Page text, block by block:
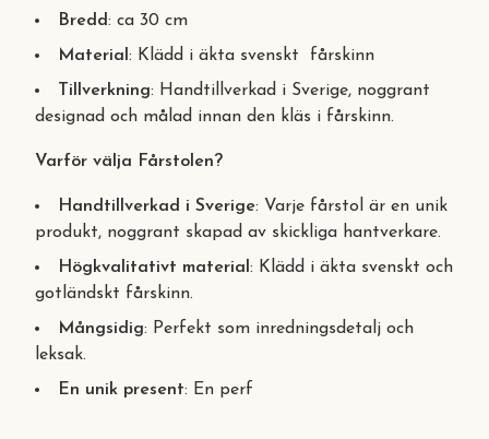
Bredd: ca 30 cm
Material : Klädd i äkta svenskt fårskinn
Tillverkning: Handtillverkad i Sverige, noggrant
designad och målad innan den kläs i fårskinn.
Varför välja Fårstolen?
Handtillverkad i Sverige: Varje fårstol är en unik
produkt, noggrant skapad av skickliga hantverkare.
Högkvalitativt material : Klädd i äkta svenskt och
gotländskt fårskinn.
Mångsidig: Perfekt som inredningsdetalj och
leksak.
En unik present: En perf